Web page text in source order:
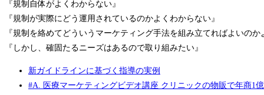
『規制自体がよくわからない』
『規制が実際にどう運用されているのかよくわからない』
『規制を絡めてどういうマーケティング手法を組み立てればよいの
『しかし、確固たるニーズはあるので取り組みたい』
新ガイドラインに基づく指導の実例
#A. 医療マーケティングビデオ講座 クリニックの物販で年商1